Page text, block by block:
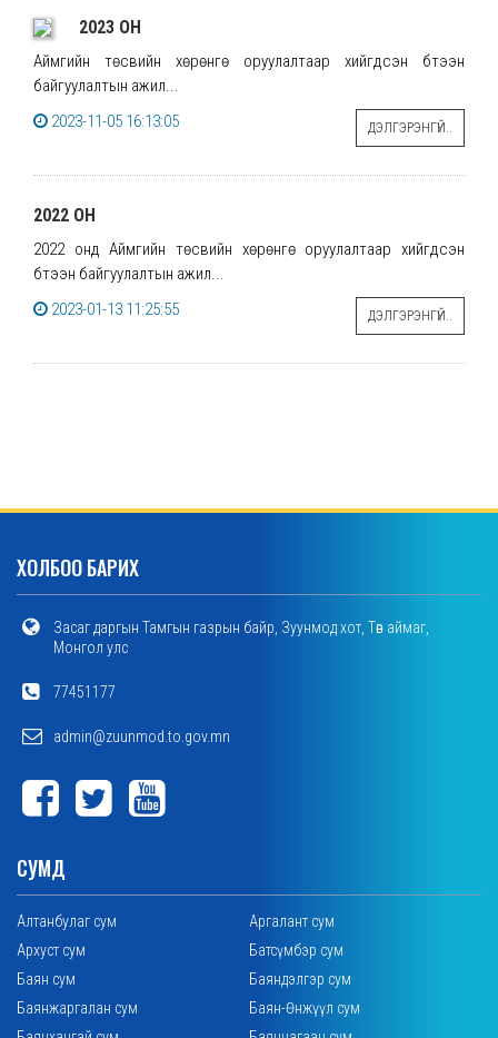
2023 ОН
Аймгийн төсвийн хөрөнгө оруулалтаар хийгдсэн бүтээн
байгуулалтын ажил...
2023-11-05 16:13:05
ДЭЛГЭРЭНГҮЙ..
2022 ОН
2022 онд Аймгийн төсвийн хөрөнгө оруулалтаар хийгдсэн
бүтээн байгуулалтын ажил...
2023-01-13 11:25:55
ДЭЛГЭРЭНГҮЙ..
ХОЛБОО БАРИХ
Засаг даргын Тамгын газрын байр, Зуунмод хот, Төв аймаг,
Монгол улс
77451177
admin@zuunmod.to.gov.mn
СУМД
Алтанбулаг сум
Аргалант сум
Архуст сум
Батсүмбэр сум
Баян сум
Баяндэлгэр сум
Баянжаргалан сум
Баян-Өнжүүл сум